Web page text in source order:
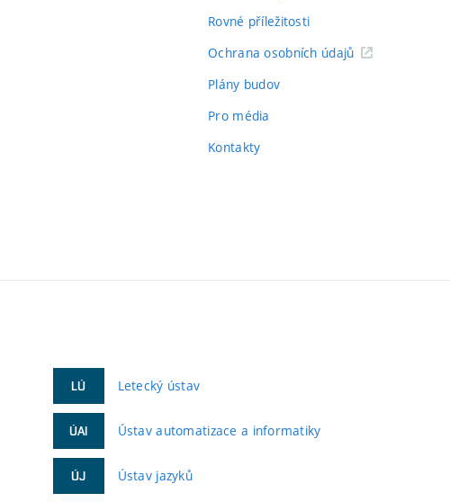
Rovné příležitosti
Ochrana osobních údajů
Plány budov
Pro média
Kontakty
LÚ Letecký ústav
ÚAI Ústav automatizace a informatiky
ÚJ Ústav jazyků